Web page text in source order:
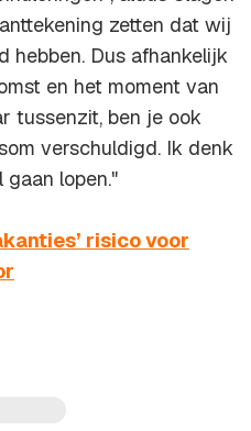
zetten dat wij
hebben. Dus afhankelijk
en het moment van
tussenzit, ben je ook
verschuldigd. Ik denk
lopen."
risico voor